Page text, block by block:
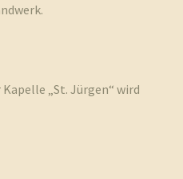
„St. Jürgen“ wird